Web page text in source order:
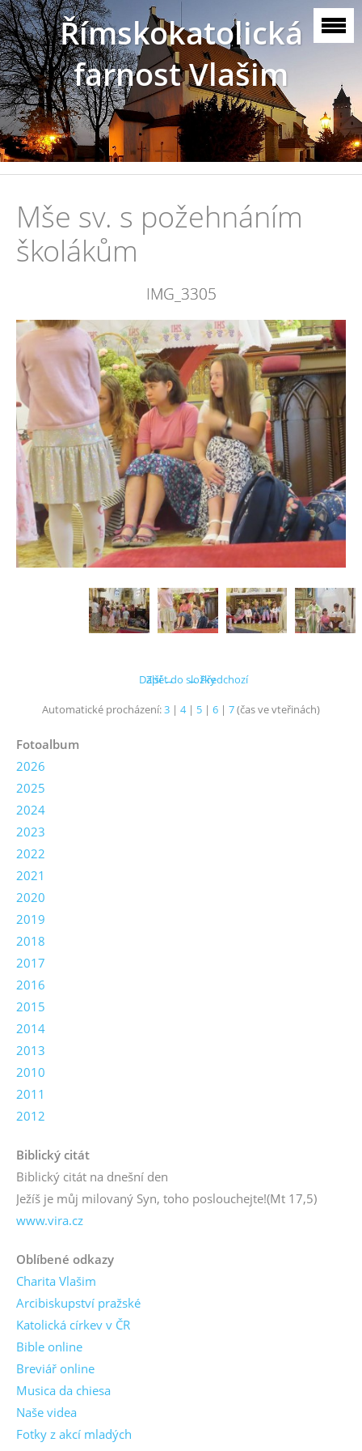
Římskokatolická
farnost Vlašim
Mše sv. s požehnáním
školákům
IMG_3305
← Předchozí
Další →
Zpět do složky
Automatické procházení:3 | 4| 5 | 6 | 7(čas ve vteřinách)
Fotoalbum
2026
2025
2024
2023
2022
2021
2020
2019
2018
2017
2016
2015
2014
2013
2010
2011
2012
Biblický citát
Biblický citát na dnešní den
Ježíš je můj milovaný Syn, toho poslouchejte!(Mt 17,5)
www.vira.cz
Oblíbené odkazy
Charita Vlašim
Arcibiskupství pražské
Katolická církev v ČR
Bible online
Breviář online
Musica da chiesa
Naše videa
Fotky z akcí mladých